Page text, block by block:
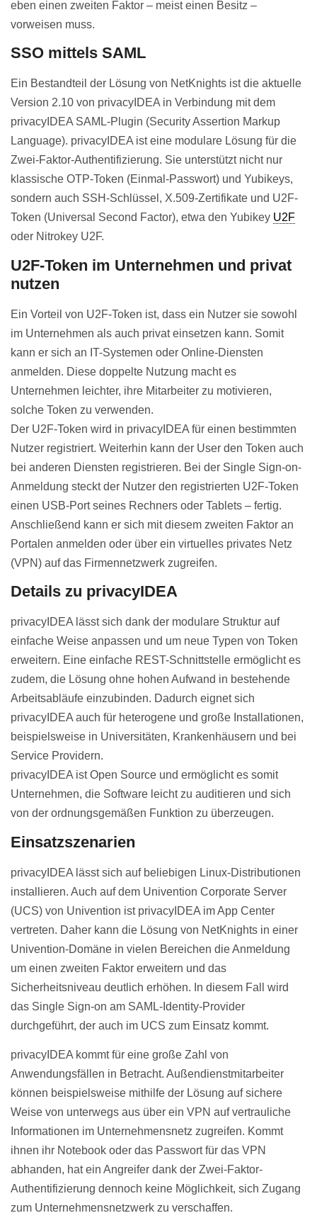
eben einen zweiten Faktor – meist einen Besitz –
vorweisen muss.
SSO mittels SAML
Ein Bestandteil der Lösung von NetKnights ist die aktuelle
Version 2.10 von privacyIDEA in Verbindung mit dem
privacyIDEA SAML-Plugin (Security Assertion Markup
Language). privacyIDEA ist eine modulare Lösung für die
Zwei-Faktor-Authentifizierung. Sie unterstützt nicht nur
klassische OTP-Token (Einmal-Passwort) und Yubikeys,
sondern auch SSH-Schlüssel, X.509-Zertifikate und U2F-
Token (Universal Second Factor), etwa den Yubikey U2F
oder Nitrokey U2F.
U2F-Token im Unternehmen und privat
nutzen
Ein Vorteil von U2F-Token ist, dass ein Nutzer sie sowohl
im Unternehmen als auch privat einsetzen kann. Somit
kann er sich an IT-Systemen oder Online-Diensten
anmelden. Diese doppelte Nutzung macht es
Unternehmen leichter, ihre Mitarbeiter zu motivieren,
solche Token zu verwenden.
Der U2F-Token wird in privacyIDEA für einen bestimmten
Nutzer registriert. Weiterhin kann der User den Token auch
bei anderen Diensten registrieren. Bei der Single Sign-on-
Anmeldung steckt der Nutzer den registrierten U2F-Token
einen USB-Port seines Rechners oder Tablets – fertig.
Anschließend kann er sich mit diesem zweiten Faktor an
Portalen anmelden oder über ein virtuelles privates Netz
(VPN) auf das Firmennetzwerk zugreifen.
Details zu privacyIDEA
privacyIDEA lässt sich dank der modulare Struktur auf
einfache Weise anpassen und um neue Typen von Token
erweitern. Eine einfache REST-Schnittstelle ermöglicht es
zudem, die Lösung ohne hohen Aufwand in bestehende
Arbeitsabläufe einzubinden. Dadurch eignet sich
privacyIDEA auch für heterogene und große Installationen,
beispielsweise in Universitäten, Krankenhäusern und bei
Service Providern.
privacyIDEA ist Open Source und ermöglicht es somit
Unternehmen, die Software leicht zu auditieren und sich
von der ordnungsgemäßen Funktion zu überzeugen.
Einsatzszenarien
privacyIDEA lässt sich auf beliebigen Linux-Distributionen
installieren. Auch auf dem Univention Corporate Server
(UCS) von Univention ist privacyIDEA im App Center
vertreten. Daher kann die Lösung von NetKnights in einer
Univention-Domäne in vielen Bereichen die Anmeldung
um einen zweiten Faktor erweitern und das
Sicherheitsniveau deutlich erhöhen. In diesem Fall wird
das Single Sign-on am SAML-Identity-Provider
durchgeführt, der auch im UCS zum Einsatz kommt.
privacyIDEA kommt für eine große Zahl von
Anwendungsfällen in Betracht. Außendienstmitarbeiter
können beispielsweise mithilfe der Lösung auf sichere
Weise von unterwegs aus über ein VPN auf vertrauliche
Informationen im Unternehmensnetz zugreifen. Kommt
ihnen ihr Notebook oder das Passwort für das VPN
abhanden, hat ein Angreifer dank der Zwei-Faktor-
Authentifizierung dennoch keine Möglichkeit, sich Zugang
zum Unternehmensnetzwerk zu verschaffen.